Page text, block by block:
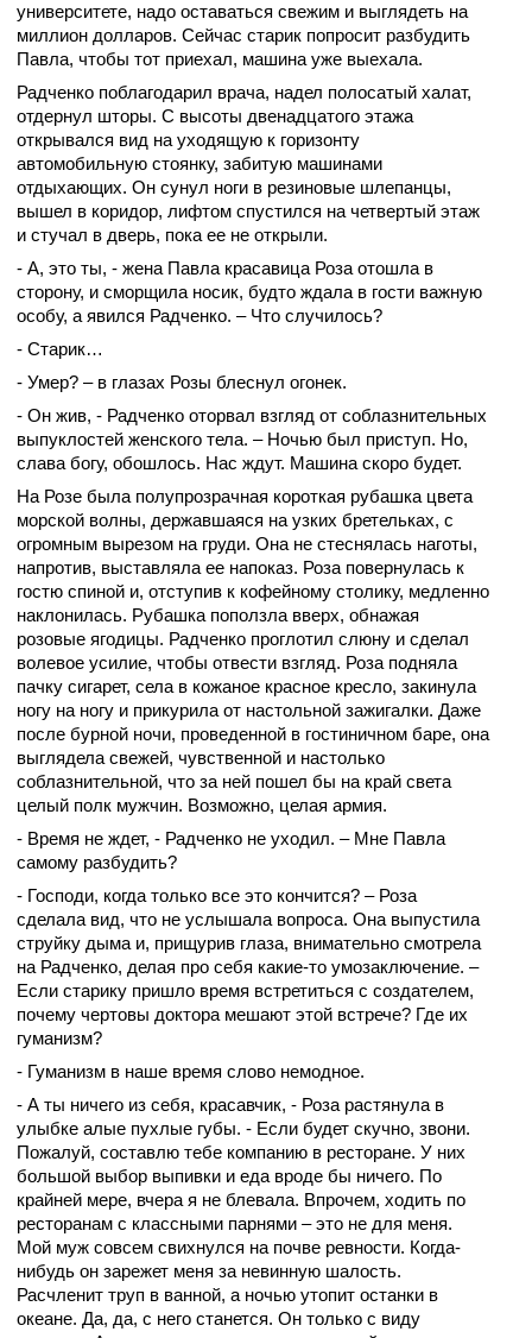
университете, надо оставаться свежим и выглядеть на
миллион долларов. Сейчас старик попросит разбудить
Павла, чтобы тот приехал, машина уже выехала.
Радченко поблагодарил врача, надел полосатый халат,
отдернул шторы. С высоты двенадцатого этажа
открывался вид на уходящую к горизонту
автомобильную стоянку, забитую машинами
отдыхающих. Он сунул ноги в резиновые шлепанцы,
вышел в коридор, лифтом спустился на четвертый этаж
и стучал в дверь, пока ее не открыли.
- А, это ты, - жена Павла красавица Роза отошла в
сторону, и сморщила носик, будто ждала в гости важную
особу, а явился Радченко. – Что случилось?
- Старик…
- Умер? – в глазах Розы блеснул огонек.
- Он жив, - Радченко оторвал взгляд от соблазнительных
выпуклостей женского тела. – Ночью был приступ. Но,
слава богу, обошлось. Нас ждут. Машина скоро будет.
На Розе была полупрозрачная короткая рубашка цвета
морской волны, державшаяся на узких бретельках, с
огромным вырезом на груди. Она не стеснялась наготы,
напротив, выставляла ее напоказ. Роза повернулась к
гостю спиной и, отступив к кофейному столику, медленно
наклонилась. Рубашка поползла вверх, обнажая
розовые ягодицы. Радченко проглотил слюну и сделал
волевое усилие, чтобы отвести взгляд. Роза подняла
пачку сигарет, села в кожаное красное кресло, закинула
ногу на ногу и прикурила от настольной зажигалки. Даже
после бурной ночи, проведенной в гостиничном баре, она
выглядела свежей, чувственной и настолько
соблазнительной, что за ней пошел бы на край света
целый полк мужчин. Возможно, целая армия.
- Время не ждет, - Радченко не уходил. – Мне Павла
самому разбудить?
- Господи, когда только все это кончится? – Роза
сделала вид, что не услышала вопроса. Она выпустила
струйку дыма и, прищурив глаза, внимательно смотрела
на Радченко, делая про себя какие-то умозаключение. –
Если старику пришло время встретиться с создателем,
почему чертовы доктора мешают этой встрече? Где их
гуманизм?
- Гуманизм в наше время слово немодное.
- А ты ничего из себя, красавчик, - Роза растянула в
улыбке алые пухлые губы. - Если будет скучно, звони.
Пожалуй, составлю тебе компанию в ресторане. У них
большой выбор выпивки и еда вроде бы ничего. По
крайней мере, вчера я не блевала. Впрочем, ходить по
ресторанам с классными парнями – это не для меня.
Мой муж совсем свихнулся на почве ревности. Когда-
нибудь он зарежет меня за невинную шалость.
Расчленит труп в ванной, а ночью утопит останки в
океане. Да, да, с него станется. Он только с виду